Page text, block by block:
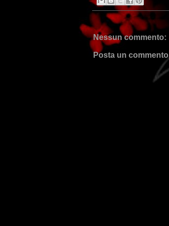
Nessun commento:
Posta un commento